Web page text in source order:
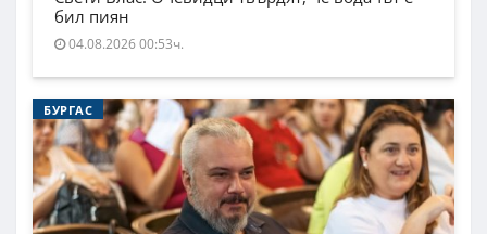
бил пиян
04.08.2026 00:53ч.
БУРГАС